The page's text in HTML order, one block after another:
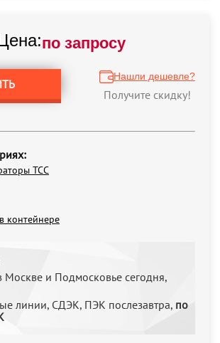
по запросу
Нашли дешевле?
Получите скидку!
ТСС
контейнере
Москве и Подмосковье сегодня,
линии, СДЭК, ПЭК послезавтра, по